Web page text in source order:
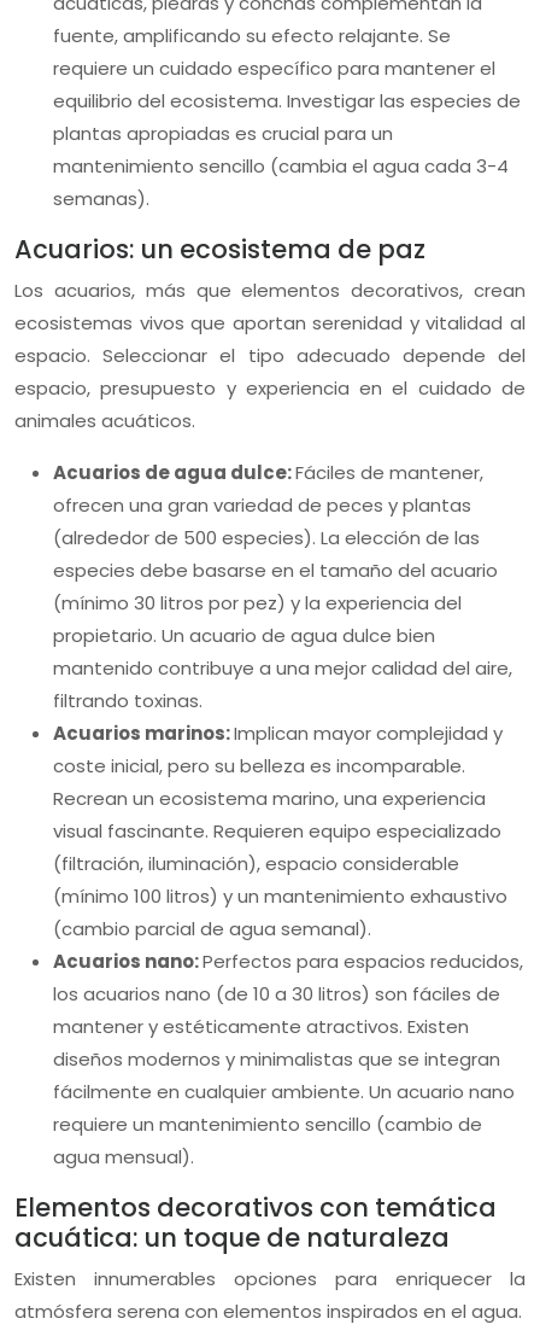
fuente, amplificando su efecto relajante. Se
requiere un cuidado específico para mantener el
equilibrio del ecosistema. Investigar las especies de
plantas apropiadas es crucial para un
mantenimiento sencillo (cambia el agua cada 3-4
semanas).
Acuarios: un ecosistema de paz
Los acuarios, más que elementos decorativos, crean
ecosistemas vivos que aportan serenidad y vitalidad al
espacio. Seleccionar el tipo adecuado depende del
espacio, presupuesto y experiencia en el cuidado de
animales acuáticos.
Acuarios de agua dulce:Fáciles de mantener,
ofrecen una gran variedad de peces y plantas
(alrededor de 500 especies). La elección de las
especies debe basarse en el tamaño del acuario
(mínimo 30 litros por pez) y la experiencia del
propietario. Un acuario de agua dulce bien
mantenido contribuye a una mejor calidad del aire,
filtrando toxinas.
Acuarios marinos:Implican mayor complejidad y
coste inicial, pero su belleza es incomparable.
Recrean un ecosistema marino, una experiencia
visual fascinante. Requieren equipo especializado
(filtración, iluminación), espacio considerable
(mínimo 100 litros) y un mantenimiento exhaustivo
(cambio parcial de agua semanal).
Acuarios nano:Perfectos para espacios reducidos,
los acuarios nano (de 10 a 30 litros) son fáciles de
mantener y estéticamente atractivos. Existen
diseños modernos y minimalistas que se integran
fácilmente en cualquier ambiente. Un acuario nano
requiere un mantenimiento sencillo (cambio de
agua mensual).
Elementos decorativos con temática
acuática: un toque de naturaleza
Existen innumerables opciones para enriquecer la
atmósfera serena con elementos inspirados en el agua.